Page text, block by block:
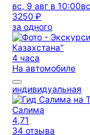
вс, 9 авг в 10:00
3250 ₽
за одного
4 часа
На автомобиле
индивидуальная
Салима
4,71
34 отзыва